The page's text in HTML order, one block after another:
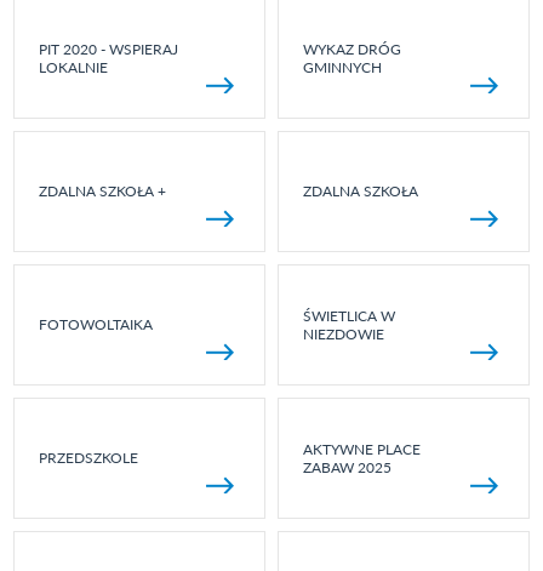
PIT 2020 - WSPIERAJ
LOKALNIE
WYKAZ DRÓG
GMINNYCH
ZDALNA SZKOŁA + ZDALNA SZKOŁA
FOTOWOLTAIKA
ŚWIETLICA W
NIEZDOWIE
PRZEDSZKOLE
AKTYWNE PLACE
ZABAW 2025